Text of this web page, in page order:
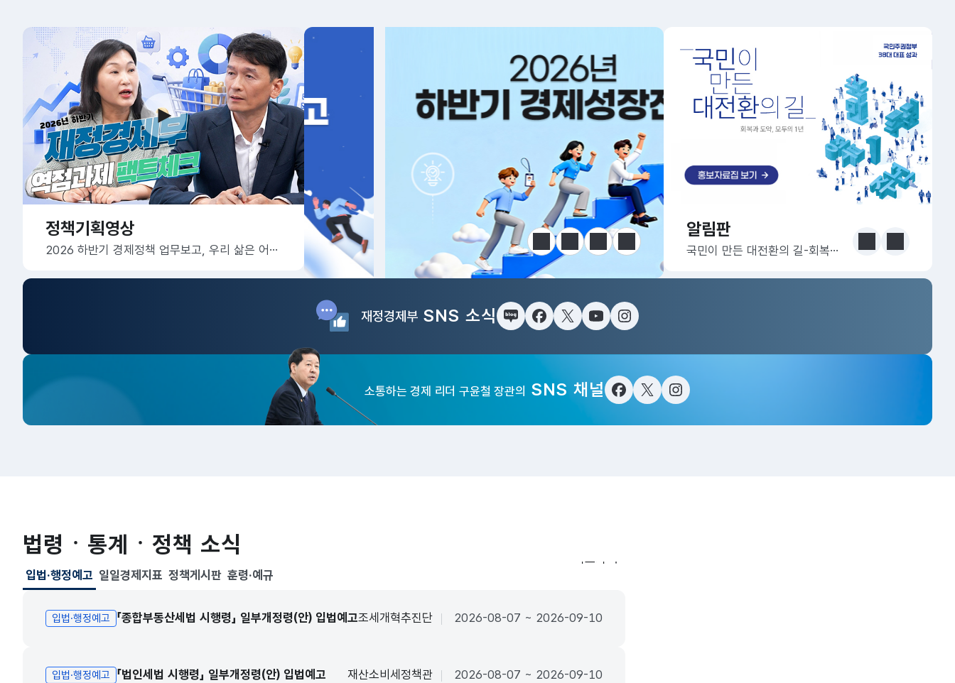
정책기획영상
2026 하반기 경제정책 업무보고, 우리 삶은 어떻게 달라질까요? 정지 이전 다음 한눈에 보는 정책 더보기
알림판
알림판
전국민 공급망 애로 핫라인 개설
알림판
국민이 만든 대전환의 길-회복과 도약, 모두의 1년 이전 다음
재정경제부 SNS 소식 블로그페이스북트위터(X)
유튜브인스타그램
소통하는 경제 리더 구윤철 장관의 SNS 채널 페이스북트위터(X)인스타그램
법령ㆍ통계ㆍ정책 소식
입법·행정예고
선택됨
입법·행정예고
입법·행정예고 「종합부동산세법 시행령」 일부개정령(안) 입법예고조세개혁추진단 2026-08-07 ~ 2026-09-10
입법·행정예고 「법인세법 시행령」 일부개정령(안) 입법예고 재산소비세정책관 2026-08-07 ~ 2026-09-10
더보기
일일경제지표 정책게시판 훈령·예규